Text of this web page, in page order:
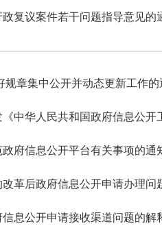
复议案件若干问题指导意见的
章集中公开并动态更新工作的
中华人民共和国政府信息公开
府信息公开平台有关事项的通
革后政府信息公开申请办理问
息公开申请接收渠道问题的解